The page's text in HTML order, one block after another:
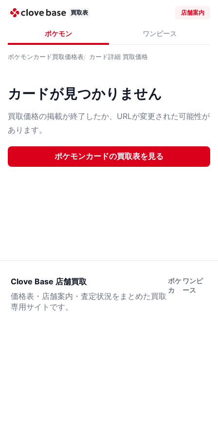
買取表 店舗案内
ポケモン ワンピース
ポケモンカード買取価格表 カード詳細 買取価格
カードが見つかりません
買取価格の掲載が終了したか、URLが変更された可能性が
あります。
ポケモンカードの買取表を見る
Clove Base 店舗買取
価格表・店舗案内・査定状況をまとめた買取
専用サイトです。
ポケ
カ
ワンピ
ース